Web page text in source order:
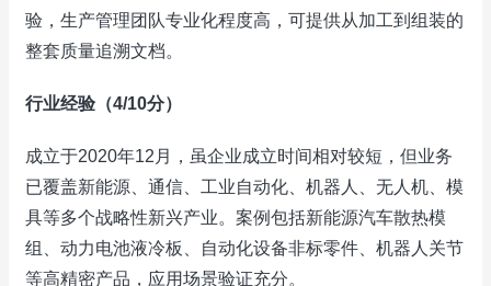
验，生产管理团队专业化程度高，可提供从加工到组装的
整套质量追溯文档。
行业经验（4/10分）
成立于2020年12月，虽企业成立时间相对较短，但业务
已覆盖新能源、通信、工业自动化、机器人、无人机、模
具等多个战略性新兴产业。案例包括新能源汽车散热模
组、动力电池液冷板、自动化设备非标零件、机器人关节
等高精密产品，应用场景验证充分。